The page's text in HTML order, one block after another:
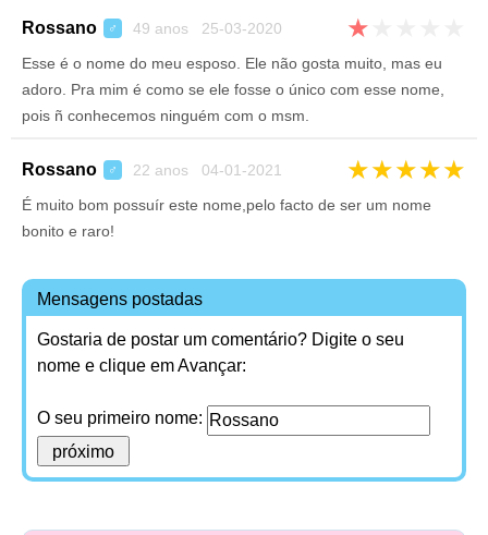
Rossano ♂ 49 anos 25-03-2020 ★
Esse é o nome do meu esposo. Ele não gosta muito, mas eu
adoro. Pra mim é como se ele fosse o único com esse nome,
pois ñ conhecemos ninguém com o msm.
Rossano ♂ 22 anos 04-01-2021 ★★★★★
É muito bom possuír este nome,pelo facto de ser um nome
bonito e raro!
Mensagens postadas
Gostaria de postar um comentário? Digite o seu
nome e clique em Avançar:
O seu primeiro nome: